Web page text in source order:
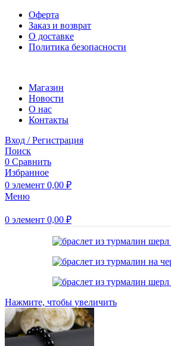
Оферта
Заказ и возврат
О доставке
Политика безопасности
Магазин
Новости
O нас
Контакты
Вход / Регистрация
Поиск
0 Сравнить
Избранное
0 элемент 0,00 ₽
Меню
0 элемент 0,00 ₽
Нажмите, чтобы увеличить